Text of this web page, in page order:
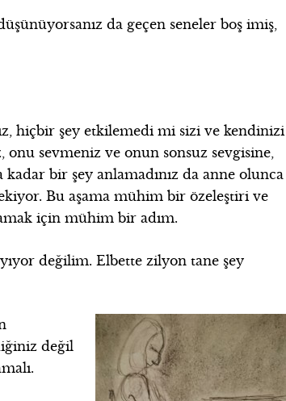
da geçen seneler boş imiş,
hiçbir şey etkilemedi mi sizi ve kendinizi
sevmeniz ve onun sonsuz sevgisine,
kadar bir şey anlamadınız da anne olunca
Bu aşama mühim bir özeleştiri ve
için mühim bir adım.
değilim. Elbette zilyon tane şey
değil